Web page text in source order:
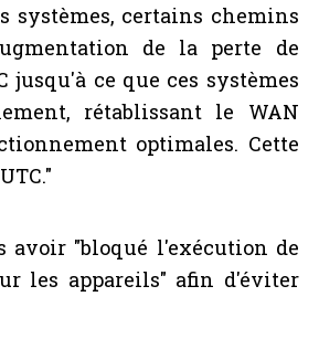
systèmes, certains chemins
de la perte de
jusqu'à ce que ces systèmes
rétablissant le WAN
optimales. Cette
avoir "bloqué l'exécution de
les appareils" afin d'éviter